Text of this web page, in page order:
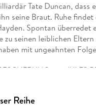
Tate Duncan, dass
seine Braut. Ruhe findet
Spontan überredet
zu seinen leiblichen
mit ungeahnten
von JULES
ist so ungefähr das
Reihe